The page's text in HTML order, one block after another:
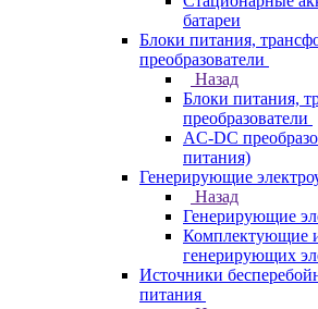
батареи
Блоки питания,
преобразователи
Назад
Блоки питания,
преобразователи
AC-DC
питания)
Генерирующие
Назад
Генерирующие
Комплектующие
генерирующих
Источники
питания